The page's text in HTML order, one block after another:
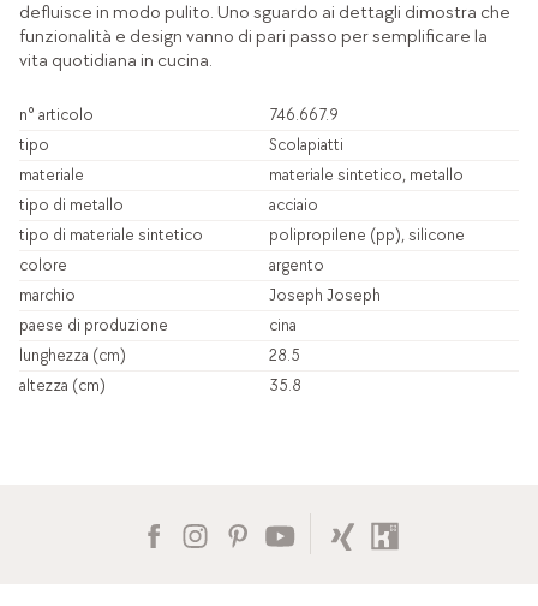
defluisce in modo pulito. Uno sguardo ai dettagli dimostra che
funzionalità e design vanno di pari passo per semplificare la
vita quotidiana in cucina.
n° articolo
746.667.9
tipo
Scolapiatti
materiale
materiale sintetico, metallo
tipo di metallo
acciaio
tipo di materiale sintetico
polipropilene (pp), silicone
colore
argento
marchio
Joseph Joseph
paese di produzione
cina
lunghezza (cm)
28.5
altezza (cm)
35.8